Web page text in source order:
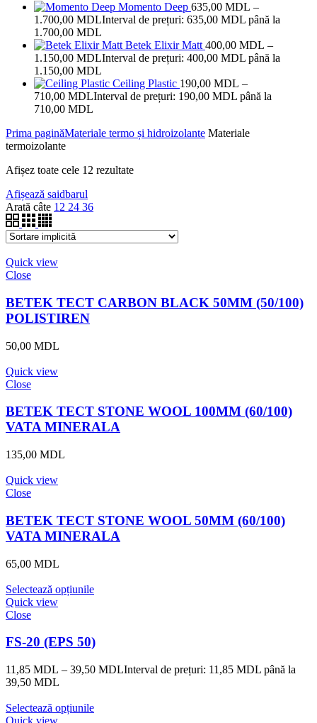
Momento Deep 635,00 MDL –
1.700,00 MDLInterval de prețuri: 635,00 MDL până la
1.700,00 MDL
Betek Elixir Matt 400,00 MDL –
1.150,00 MDLInterval de prețuri: 400,00 MDL până la
1.150,00 MDL
Ceiling Plastic 190,00 MDL –
710,00 MDLInterval de prețuri: 190,00 MDL până la
710,00 MDL
Prima paginăMateriale termo și hidroizolante Materiale
termoizolante
Afișez toate cele 12 rezultate
Afișează saidbarul
Arată câte 12 24 36
Quick view
Close
BETEK TECT CARBON BLACK 50MM (50/100)
POLISTIREN
50,00 MDL
Quick view
Close
BETEK TECT STONE WOOL 100MM (60/100)
VATA MINERALA
135,00 MDL
Quick view
Close
BETEK TECT STONE WOOL 50MM (60/100)
VATA MINERALA
65,00 MDL
Selectează opțiunile
Quick view
Close
FS-20 (EPS 50)
11,85 MDL – 39,50 MDLInterval de prețuri: 11,85 MDL până la
39,50 MDL
Selectează opțiunile
Quick view